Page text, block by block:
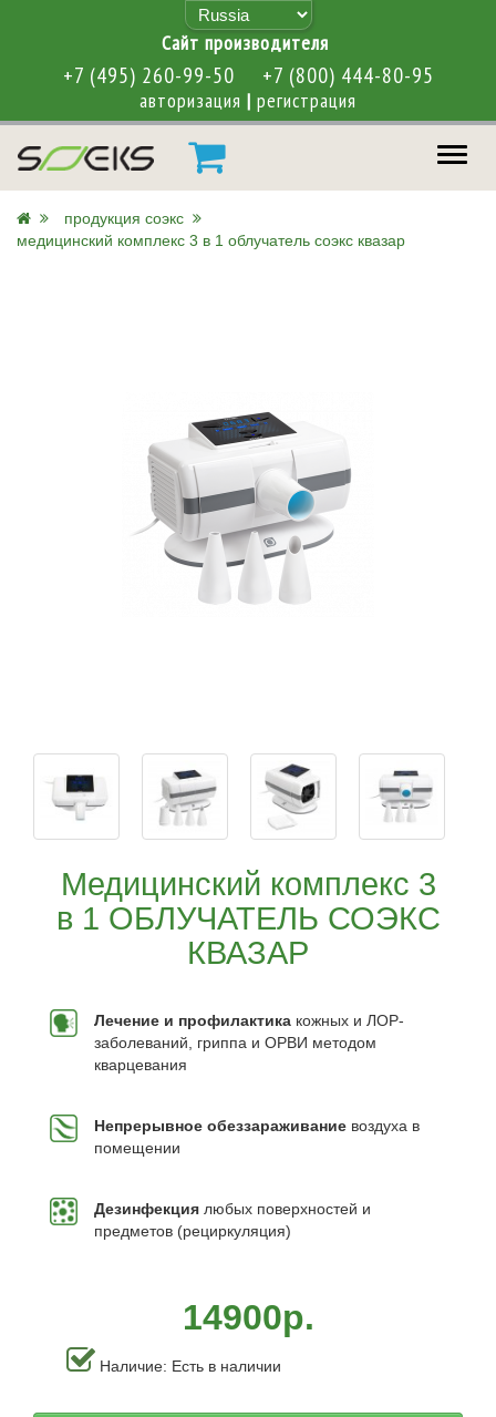
Cайт производителя
+7 (495) 260-99-50 +7 (800) 444-80-95
авторизация | регистрация
меню
продукция соэкс
медицинский комплекс 3 в 1 облучатель соэкс квазар
Медицинский комплекс 3
в 1 ОБЛУЧАТЕЛЬ СОЭКС
КВАЗАР
Лечение и профилактика ­ кожных и ЛОР-
заболеваний, гриппа и ОРВИ методом
кварцевания
Непрерывное обеззараживание воздуха в
помещении
Дезинфекция любых поверхностей и
предметов (рециркуляция)
14900р.
Наличие: Есть в наличии